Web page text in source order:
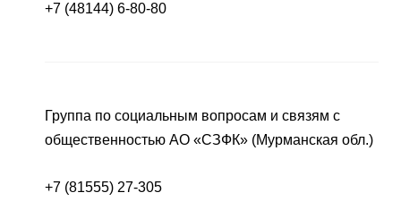
+7 (48144) 6-80-80
Группа по социальным вопросам и связям с
общественностью АО «СЗФК» (Мурманская обл.)
+7 (81555) 27-305